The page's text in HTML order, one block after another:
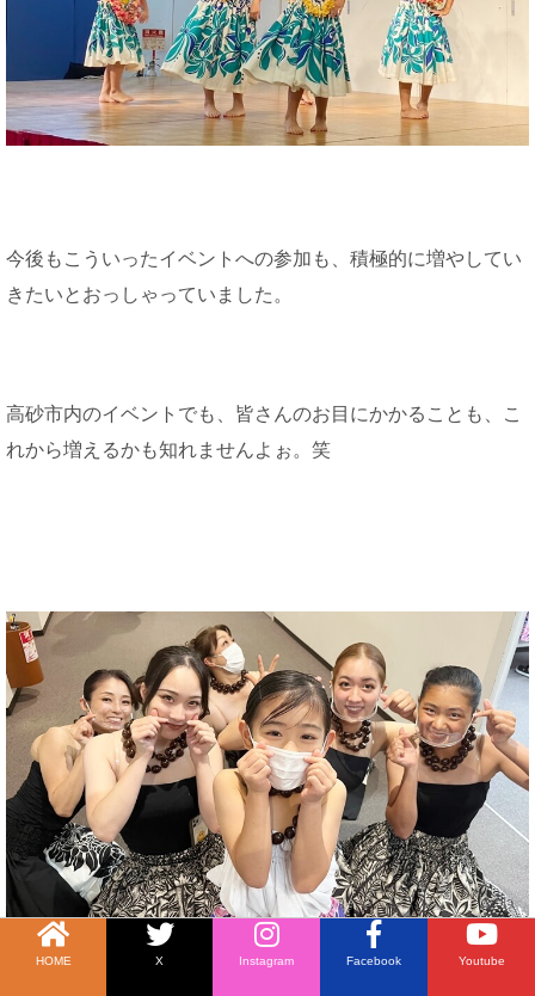
今後もこういったイベントへの参加も、積極的に増やしてい
きたいとおっしゃっていました。
高砂市内のイベントでも、皆さんのお目にかかることも、こ
れから増えるかも知れませんよぉ。笑
HOME X Instagram Facebook Youtube